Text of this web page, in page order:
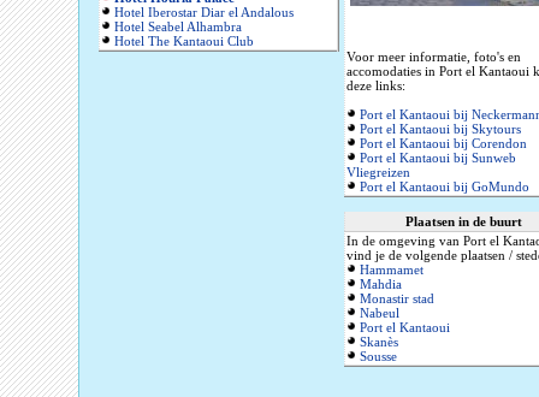
Hotel Iberostar Diar el Andalous
Hotel Seabel Alhambra
Hotel The Kantaoui Club
Voor meer informatie, foto's en
accomodaties in Port el Kantaoui
deze links:
Port el Kantaoui bij
Port el Kantaoui bij Skytours
Port el Kantaoui bij Corendon
Port el Kantaoui bij Sunweb
Vliegreizen
Port el Kantaoui bij GoMundo
Plaatsen in de buurt
In de omgeving van Port el
vind je de volgende plaatsen /
Hammamet
Mahdia
Monastir stad
Nabeul
Port el Kantaoui
Skanès
Sousse